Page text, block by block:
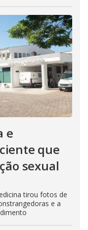
e
que
sexual
tirou fotos de
e a